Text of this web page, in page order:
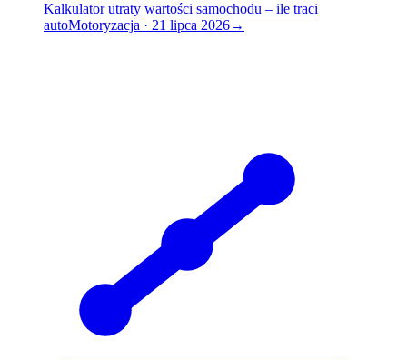
Kalkulator utraty wartości samochodu – ile traci
autoMotoryzacja · 21 lipca 2026→